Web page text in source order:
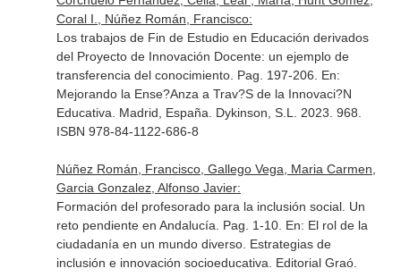
Coral I., Núñez Román, Francisco:
Los trabajos de Fin de Estudio en Educación derivados
del Proyecto de Innovación Docente: un ejemplo de
transferencia del conocimiento. Pag. 197-206. En:
Mejorando la Ense?Anza a Trav?S de la Innovaci?N
Educativa . Madrid, España. Dykinson, S.L. 2023. 968.
ISBN 978-84-1122-686-8
Núñez Román, Francisco, Gallego Vega, Maria Carmen,
Garcia Gonzalez, Alfonso Javier:
Formación del profesorado para la inclusión social. Un
reto pendiente en Andalucía. Pag. 1-10. En: El rol de la
ciudadanía en un mundo diverso. Estrategias de
inclusión e innovación socioeducativa . Editorial Graó.